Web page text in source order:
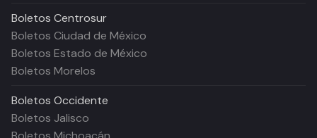
Boletos Centrosur
Boletos Ciudad de México
Boletos Estado de México
Boletos Morelos
Boletos Occidente
Boletos Jalisco